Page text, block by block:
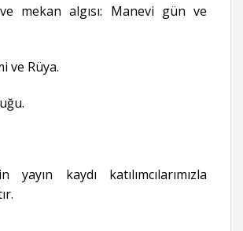
mekan algısı: Manevi gün ve
ve Rüya.
kaydı katılımcılarımızla